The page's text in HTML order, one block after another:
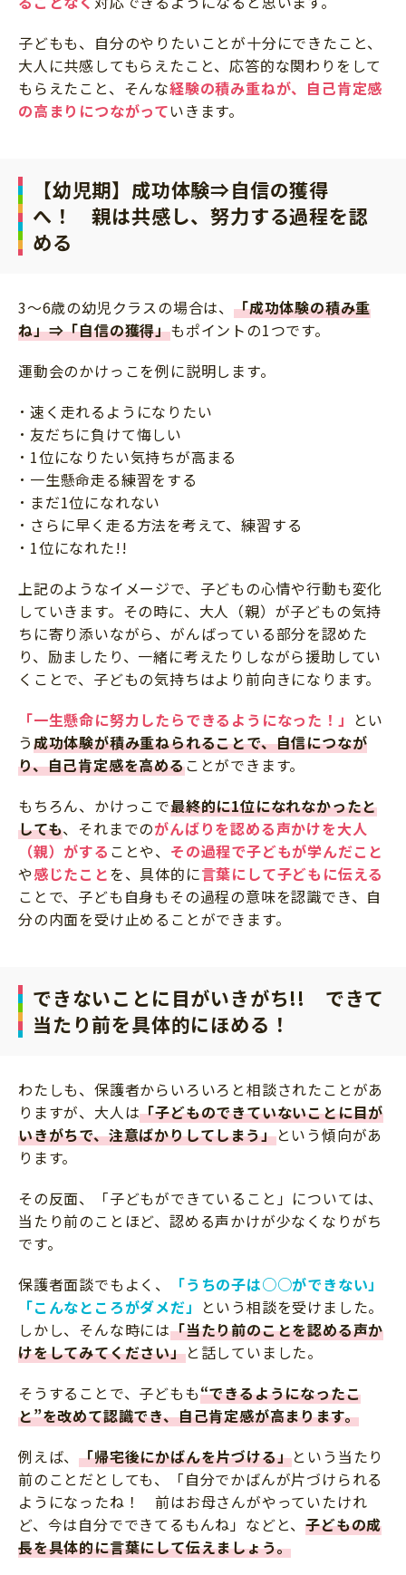
子どもも、自分のやりたいことが十分にできたこと、
大人に共感してもらえたこと、応答的な関わりをして
もらえたこと、そんな経験の積み重ねが、自己肯定感
の高まりにつながっていきます。
【幼児期】成功体験⇒自信の獲得
へ！ 親は共感し、努力する過程を認
める
3～6歳の幼児クラスの場合は、 「成功体験の積み重
ね」⇒「自信の獲得」もポイントの1つです。
運動会のかけっこを例に説明します。
速く走れるようになりたい
友だちに負けて悔しい
1位になりたい気持ちが高まる
一生懸命走る練習をする
まだ1位になれない
さらに早く走る方法を考えて、練習する
1位になれた!!
上記のようなイメージで、子どもの心情や行動も変化
していきます。その時に、大人（親）が子どもの気持
ちに寄り添いながら、がんばっている部分を認めた
り、励ましたり、一緒に考えたりしながら援助してい
くことで、子どもの気持ちはより前向きになります。
「一生懸命に努力したらできるようになった！」 とい
う成功体験が積み重ねられることで、自信につなが
り、自己肯定感を高めることができます。
もちろん、かけっこで最終的に1位になれなかったと
しても、それまでのがんばりを認める声かけを大人
（親）がする ことや、 その過程で子どもが学んだこと
や感じたことを、具体的に言葉にして子どもに伝える
ことで、子ども自身もその過程の意味を認識でき、自
分の内面を受け止めることができます。
できないことに目がいきがち!! できて
当たり前を具体的にほめる！
わたしも、保護者からいろいろと相談されたことがあ
りますが、大人は「子どものできていないことに目が
いきがちで、注意ばかりしてしまう」という傾向があ
ります。
その反面、「子どもができていること」については、
当たり前のことほど、認める声かけが少なくなりがち
です。
保護者面談でもよく、
「うちの子は○○ができない」
「こんなところがダメだ」 という相談を受けました。
しかし、そんな時には「当たり前のことを認める声か
けをしてみてください」と話していました。
そうすることで、子どもも“できるようになったこ
と”を改めて認識でき、自己肯定感が高まります。
例えば、「帰宅後にかばんを片づける」という当たり
前のことだとしても、「自分でかばんが片づけられる
ようになったね！ 前はお母さんがやっていたけれ
ど、今は自分でできてるもんね」などと、子どもの成
長を具体的に言葉にして伝えましょう。